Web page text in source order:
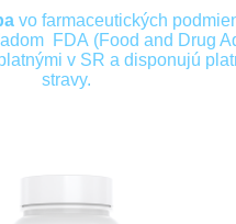
vo farmaceutických
FDA (Food and Drug
v SR a disponujú
stravy.